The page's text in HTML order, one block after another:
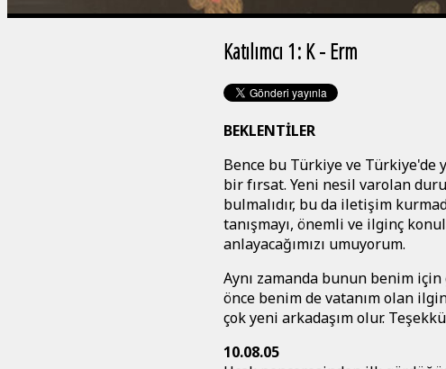
Katılımcı 1: K - Erm
BEKLENTİLER
Bence bu Türkiye ve
bir fırsat. Yeni nesil varolan
bulmalıdır, bu da iletişim
tanışmayı, önemli ve ilginç
anlayacağımızı umuyorum.
Aynı zamanda bunun benim
önce benim de vatanım olan
çok yeni arkadaşım olur.
10.08.05